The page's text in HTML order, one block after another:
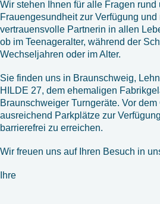
Wir stehen Ihnen für alle Fragen rund
Frauengesundheit zur Verfügung
vertrauensvolle Partnerin in allen
ob im Teenageralter, während der
Wechseljahren oder im Alter.
Sie finden uns in Braunschweig,
HILDE 27, dem ehemaligen
Braunschweiger Turngeräte. Vor
ausreichend Parkplätze zur
barrierefrei zu erreichen.
Wir freuen uns auf Ihren Besuch in
Ihre